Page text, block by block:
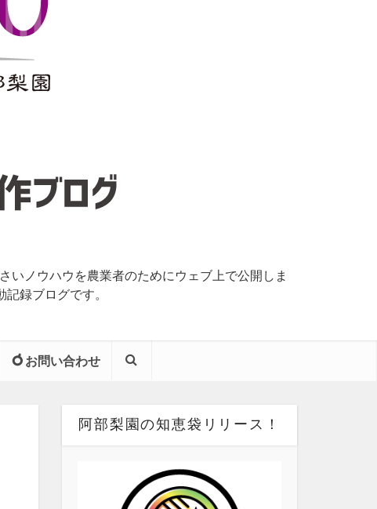
いノウハウを農業者のためにウェブ上で公開しま
録ブログです。
お問い合わせ
阿部梨園の知恵袋リリース！